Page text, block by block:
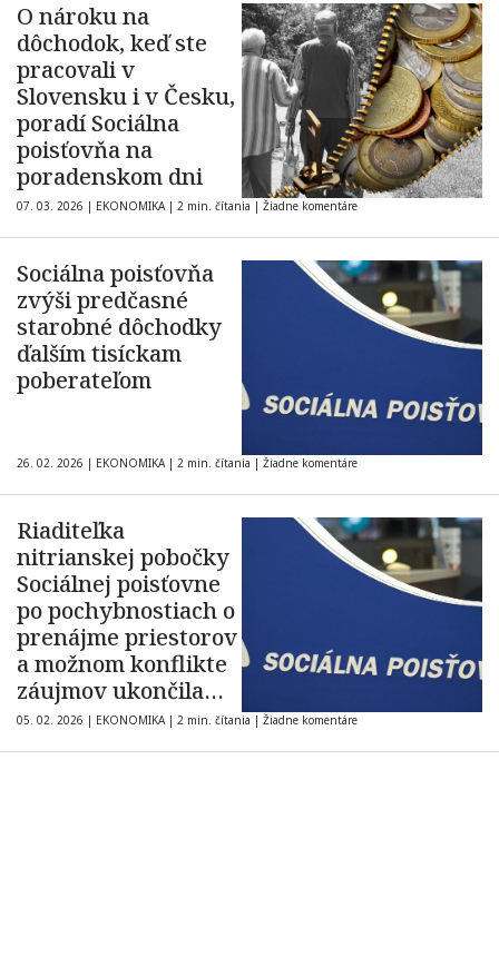
O nároku na
dôchodok, keď ste
pracovali v
Slovensku i v Česku,
poradí Sociálna
poisťovňa na
poradenskom dni
07. 03. 2026 | EKONOMIKA | 2 min. čítania | Žiadne komentáre
Sociálna poisťovňa
zvýši predčasné
starobné dôchodky
ďalším tisíckam
poberateľom
26. 02. 2026 | EKONOMIKA | 2 min. čítania | Žiadne komentáre
Riaditeľka
nitrianskej pobočky
Sociálnej poisťovne
po pochybnostiach o
prenájme priestorov
a možnom konflikte
záujmov ukončila
pôsobenie vo funkcii
05. 02. 2026 | EKONOMIKA | 2 min. čítania | Žiadne komentáre